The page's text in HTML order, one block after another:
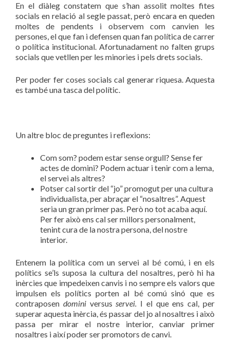
En el diàleg constatem que s’han assolit moltes fites
socials en relació al segle passat, però encara en queden
moltes de pendents i observem com canvien les
persones, el que fan i defensen quan fan política de carrer
o política institucional. Afortunadament no falten grups
socials que vetllen per les minories i pels drets socials.
Per poder fer coses socials cal generar riquesa. Aquesta
es també una tasca del polític.
Un altre bloc de preguntes i reflexions:
Com som? podem estar sense orgull? Sense fer
actes de domini? Podem actuar i tenir com a lema,
el servei als altres?
Potser cal sortir del “jo” promogut per una cultura
individualista, per abraçar el “nosaltres”. Aquest
seria un gran primer pas. Però no tot acaba aquí.
Per fer això ens cal ser millors personalment,
tenint cura de la nostra persona, del nostre
interior.
Entenem la política com un servei al bé comú, i en els
polítics se’ls suposa la cultura del nosaltres, però hi ha
inèrcies que impedeixen canvis i no sempre els valors que
impulsen els polítics porten al bé comú sinó que es
contraposen dominiversusservei. I el que ens cal, per
superar aquesta inèrcia, és passar del jo al nosaltres i això
passa per mirar el nostre interior, canviar primer
nosaltres i així poder ser promotors de canvi.